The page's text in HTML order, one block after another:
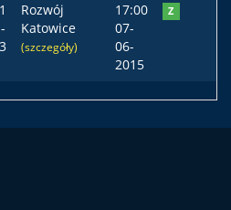
1
-
3
Rozwój
Katowice
(szczegóły)
17:00
07-
06-
2015
Z